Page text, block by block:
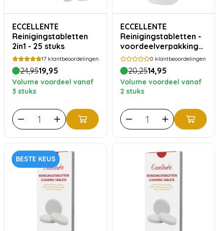
ECCELLENTE
Reinigingstabletten
2in1 - 25 stuks
17 klantbeoordelingen
24,9519,95
Volume voordeel vanaf
3 stuks
ECCELLENTE
Reinigingstabletten -
voordeelverpakking
30 stuks0 klantbeoordelingen
20,2514,95
Volume voordeel vanaf
2 stuks
BESTE KEUS